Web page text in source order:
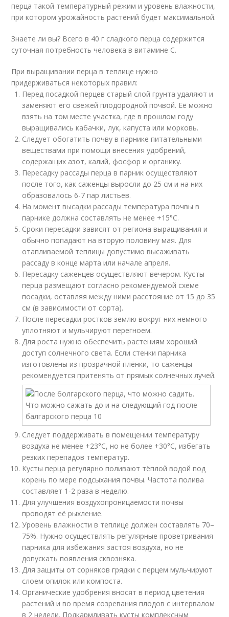
перца такой температурный режим и уровень влажности,
при котором урожайность растений будет максимальной.
Знаете ли вы? Всего в 40 г сладкого перца содержится
суточная потребность человека в витамине С.
При выращивании перца в теплице нужно
придерживаться некоторых правил:
Перед посадкой перцев старый слой грунта удаляют и
заменяют его свежей плодородной почвой. Её можно
взять на том месте участка, где в прошлом году
выращивались кабачки, лук, капуста или морковь.
Следует обогатить почву в парнике питательными
веществами при помощи внесения удобрений,
содержащих азот, калий, фосфор и органику.
Пересадку рассады перца в парник осуществляют
после того, как саженцы выросли до 25 см и на них
образовалось 6-7 пар листьев.
На момент высадки рассады температура почвы в
парнике должна составлять не менее +15°С.
Сроки пересадки зависят от региона выращивания и
обычно попадают на вторую половину мая. Для
отапливаемой теплицы допустимо высаживать
рассаду в конце марта или начале апреля.
Пересадку саженцев осуществляют вечером. Кусты
перца размещают согласно рекомендуемой схеме
посадки, оставляя между ними расстояние от 15 до 35
см (в зависимости от сорта).
После пересадки ростков землю вокруг них немного
уплотняют и мульчируют перегноем.
Для роста нужно обеспечить растениям хороший
доступ солнечного света. Если стенки парника
изготовлены из прозрачной плёнки, то саженцы
рекомендуется притенять от прямых солнечных лучей.
Следует поддерживать в помещении температуру
воздуха не менее +23°С, но не более +30°С, избегать
резких перепадов температур.
Кусты перца регулярно поливают тёплой водой под
корень по мере подсыхания почвы. Частота полива
составляет 1-2 раза в неделю.
Для улучшения воздухопроницаемости почвы
проводят её рыхление.
Уровень влажности в теплице должен составлять 70–
75%. Нужно осуществлять регулярные проветривания
парника для избежания застоя воздуха, но не
допускать появления сквозняка.
Для защиты от сорняков грядки с перцем мульчируют
слоем опилок или компоста.
Органические удобрения вносят в период цветения
растений и во время созревания плодов с интервалом
в 2 недели. Подкармливать кусты комплексным